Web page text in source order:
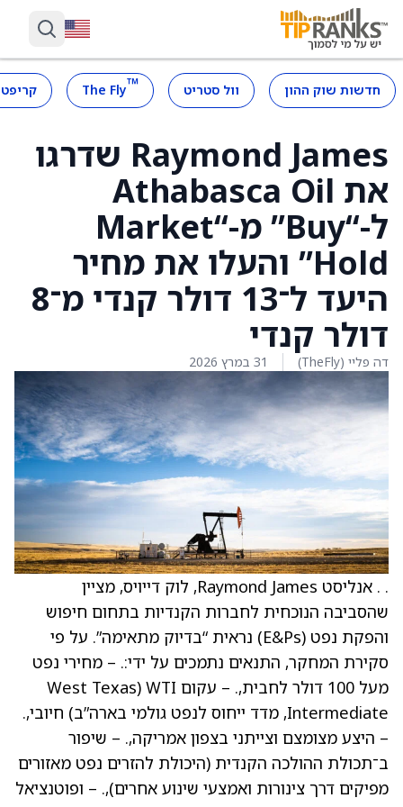
חדשות שוק ההון וול סטריט ™
The Fly
Raymond James שדרגו
את Athabasca Oil
ל-“Buy” מ-“Market
Hold” והעלו את מחיר
היעד ל־13 דולר קנדי מ־8
דולר קנדי
דה פליי (TheFly) 31 במרץ 2026
. . אנליסט Raymond James, לוק דייויס, מציין
שהסביבה הנוכחית לחברות הקנדיות בתחום חיפוש
והפקת נפט (E&Ps) נראית “בדיוק מתאימה”. על פי
סקירת המחקר, התנאים נתמכים על ידי:. – מחירי נפט
מעל 100 דולר לחבית,. – עקום WTI (West Texas
Intermediate, מדד ייחוס לנפט גולמי בארה”ב) חיובי,.
– היצע מצומצם וצייתני בצפון אמריקה,. – שיפור
ב־תכולת ההולכה הקנדית (היכולת להזרים נפט מאזורים
מפיקים דרך צינורות ואמצעי שינוע אחרים),. – ופוטנציאל